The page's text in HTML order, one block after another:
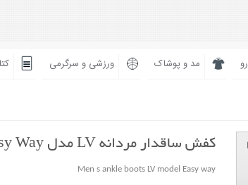
مد و پوشاک ورزشی و سرگرمی
کفش ساقدار مردانه LV مدل Easy Way
Men s ankle boots LV model Easy way